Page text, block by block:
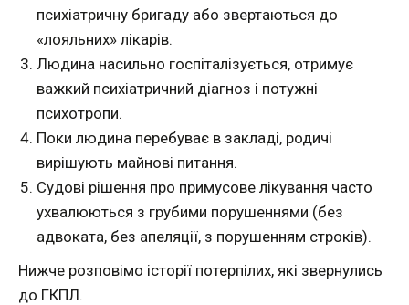
психіатричну бригаду або звертаються до
«лояльних» лікарів.
Людина насильно госпіталізується, отримує
важкий психіатричний діагноз і потужні
психотропи.
Поки людина перебуває в закладі, родичі
вирішують майнові питання.
Судові рішення про примусове лікування часто
ухвалюються з грубими порушеннями (без
адвоката, без апеляції, з порушенням строків).
Нижче розповімо історії потерпілих, які звернулись
до ГКПЛ.